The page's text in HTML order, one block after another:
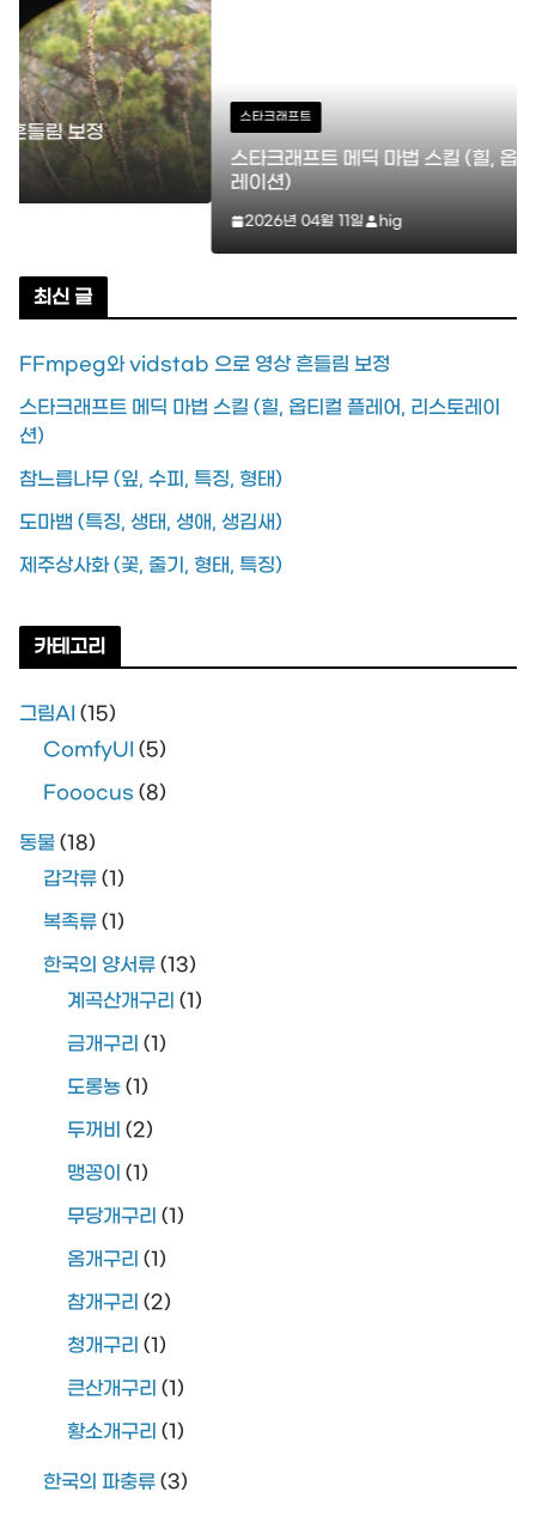
스타크래프트
스타크래프트 메딕 마법 스킬 (힐, 옵티컬 플레어, 리스토
레이션)
최신 글
FFmpeg와 vidstab 으로 영상 흔들림 보정
스타크래프트 메딕 마법 스킬 (힐, 옵티컬 플레어, 리스토레이
션)
참느릅나무 (잎, 수피, 특징, 형태)
도마뱀 (특징, 생태, 생애, 생김새)
제주상사화 (꽃, 줄기, 형태, 특징)
카테고리
그림AI (15)
ComfyUI (5)
Fooocus (8)
동물 (18)
갑각류 (1)
복족류 (1)
한국의 양서류 (13)
계곡산개구리 (1)
금개구리 (1)
도롱뇽 (1)
두꺼비 (2)
맹꽁이 (1)
무당개구리 (1)
옴개구리 (1)
참개구리 (2)
청개구리 (1)
큰산개구리 (1)
황소개구리 (1)
한국의 파충류 (3)